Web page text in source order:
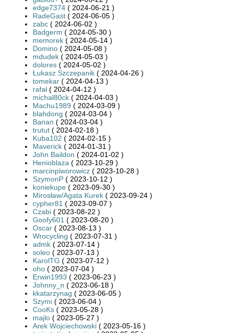
edge7374 ( 2024-06-21 )
RadeGast ( 2024-06-05 )
zabc ( 2024-06-02 )
Badgerm ( 2024-05-30 )
memorek ( 2024-05-14 )
Domino ( 2024-05-08 )
mdudek ( 2024-05-03 )
dolores ( 2024-05-02 )
Łukasz Szczepanik ( 2024-04-26 )
tomekar ( 2024-04-13 )
rafał ( 2024-04-12 )
michal80ck ( 2024-04-03 )
Machu1989 ( 2024-03-09 )
blahdong ( 2024-03-04 )
Banan ( 2024-03-04 )
trutut ( 2024-02-18 )
Kuba102 ( 2024-02-15 )
Maverick ( 2024-01-31 )
John Baildon ( 2024-01-02 )
Henioblaza ( 2023-10-29 )
marcinpiworowicz ( 2023-10-28 )
SzymonP ( 2023-10-12 )
koniekupe ( 2023-09-30 )
Mirosław/Agata Kurek ( 2023-09-24 )
cypher81 ( 2023-09-07 )
Czabi ( 2023-08-22 )
Goofy601 ( 2023-08-20 )
Oscar ( 2023-08-13 )
Wrocycling ( 2023-07-31 )
admk ( 2023-07-14 )
soleo ( 2023-07-13 )
KarolTG ( 2023-07-12 )
oho ( 2023-07-04 )
Erwin1993 ( 2023-06-23 )
Johnny_n ( 2023-06-18 )
kkatarzynag ( 2023-06-05 )
Szymi ( 2023-06-04 )
CooKs ( 2023-05-28 )
majlo ( 2023-05-27 )
Arek Wojciechowski ( 2023-05-16 )